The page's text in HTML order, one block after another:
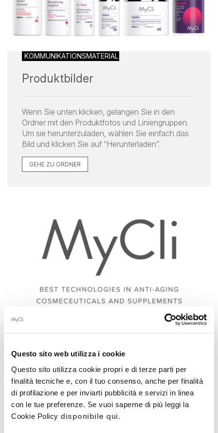
Questo sito web utilizza i cookie
Questo sito utilizza cookie propri e di terze parti per
finalità tecniche e, con il tuo consenso, anche per finalità
di profilazione e per inviarti pubblicità e servizi in linea
con le tue preferenze. Se vuoi saperne di più leggi la
Cookie Policy disponibile qui.
KOMMUNIKATIONSMATERIAL
Produktbilder
Wenn Sie unten klicken, gelangen Sie in den
Ordner mit den Produktfotos und Liniengruppen.
Um sie herunterzuladen, wählen Sie einfach das
Bild und klicken Sie auf “Herunterladen”.
GEHE ZU ORDNER
Logos
Wenn Sie unten klicken, gelangen Sie in den